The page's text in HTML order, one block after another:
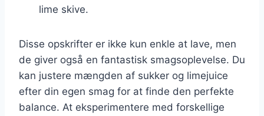
lime skive.
Disse opskrifter er ikke kun enkle at lave, men
de giver også en fantastisk smagsoplevelse. Du
kan justere mængden af sukker og limejuice
efter din egen smag for at finde den perfekte
balance. At eksperimentere med forskellige